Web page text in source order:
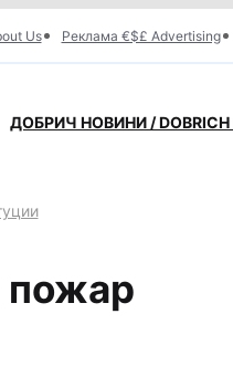
Us Реклама €$£ Advertising
ДОБРИЧ НОВИНИ / DOBRICH
пожар